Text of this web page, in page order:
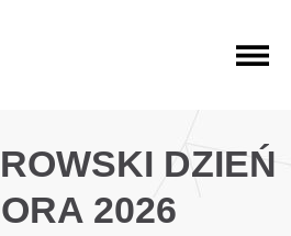
GŁÓWNEGO
DZIEŃ
2026